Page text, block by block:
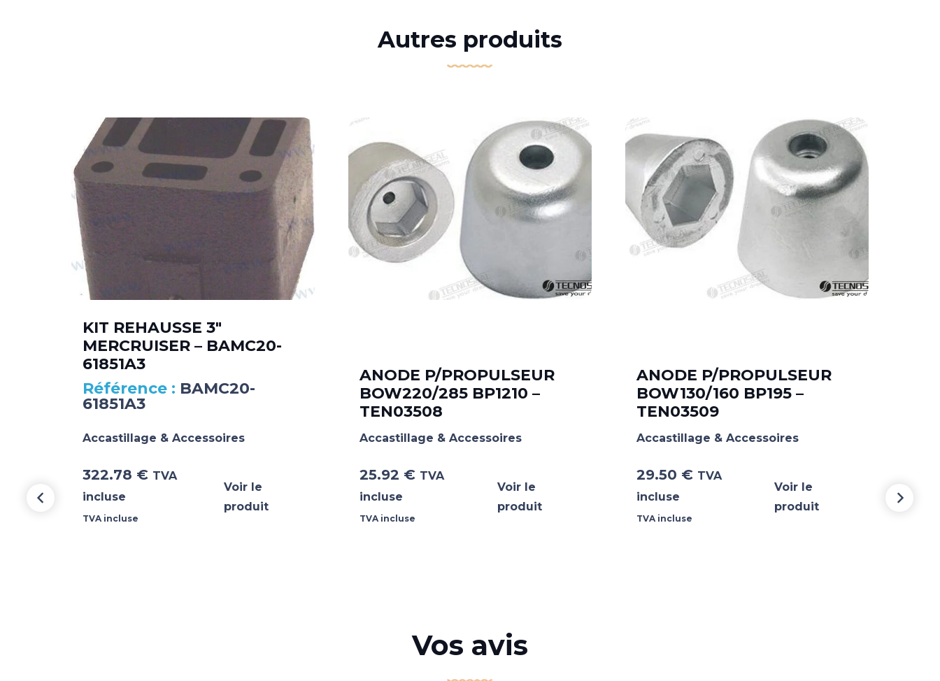
Autres produits
KIT REHAUSSE 3″
MERCRUISER – BAMC20-
61851A3
BAMC20-
61851A3
Accastillage & Accessoires
322.78 € TVA
incluse
TVA incluse
Voir le
produit
ANODE P/PROPULSEUR
BOW220/285 BP1210 –
TEN03508
Accastillage & Accessoires
25.92 € TVA
incluse
TVA incluse
Voir le
produit
ANODE P/PROPULSEUR
BOW130/160 BP195 –
TEN03509
Accastillage & Accessoires
29.50 € TVA
incluse
TVA incluse
Voir le
produit
Vos avis